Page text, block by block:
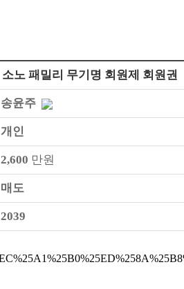
소노 패밀리 무기명 회원제 회원권
송윤주
개인
2,600 만원
매도
2039